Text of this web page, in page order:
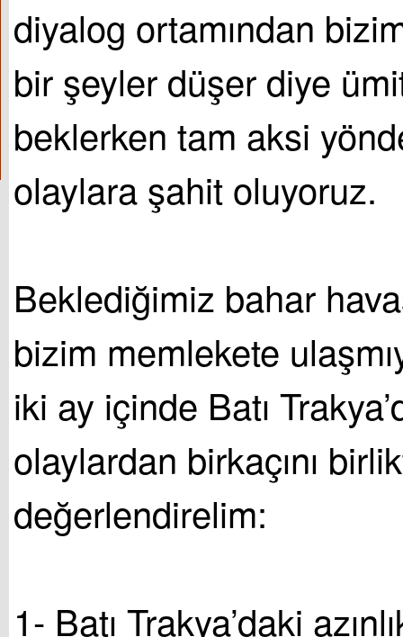
diyalog ortamından
bir şeyler düşer diye
beklerken tam aksi
olaylara şahit oluyoruz.
Beklediğimiz bahar
bizim memlekete
iki ay içinde Batı
olaylardan birkaçını
değerlendirelim:
1- Batı Trakya’daki